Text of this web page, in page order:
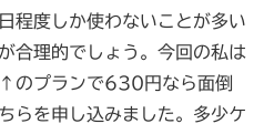
程度しか使わないことが多い
合理的でしょう。今回の私は
のプランで630円なら面倒
らを申し込みました。多少ケ